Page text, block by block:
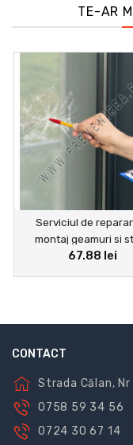
TE-AR
Serviciul de
montaj geamuri si
67.88 lei
CONTACT
Strada Călan,
0758 59 34 56
0724 30 67 14